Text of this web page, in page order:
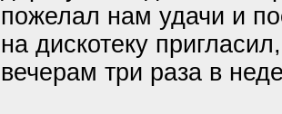
пожелал нам удачи и
на дискотеку
вечерам три раза в